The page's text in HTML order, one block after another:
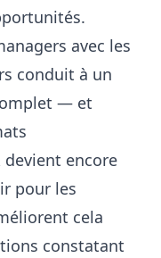
avec les
conduit à un
— et
encore
pour les
cela
constatant